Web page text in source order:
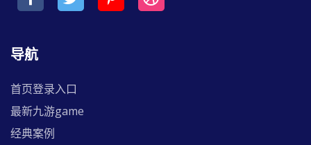
导航
首页登录入口
最新九游game
经典案例